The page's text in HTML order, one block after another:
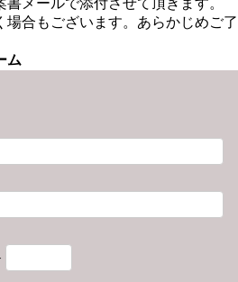
合もございます。あらかじめご了
ム